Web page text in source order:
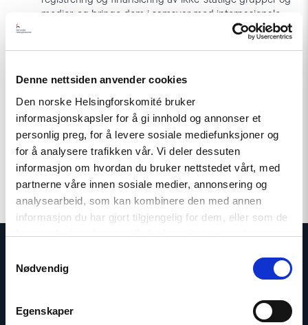
Denne nettsiden anvender cookies
Den norske Helsingforskomité bruker
informasjonskapsler for å gi innhold og annonser et
personlig preg, for å levere sosiale mediefunksjoner og
for å analysere trafikken vår. Vi deler dessuten
informasjon om hvordan du bruker nettstedet vårt, med
partnerne våre innen sosiale medier, annonsering og
analysearbeid, som kan kombinere den med annen
informasjon du har gjort tilgjengelig for dem, eller som de
har samlet inn gjennom din bruk av tjenestene deres.
Nødvendig
Egenskaper
medier, og bringe dem i samsvar med internasjonale
standarder og anbefalinger utstedt av Europarådets
Les også:
Azerbaijan’s climate leadership challenge: What’s at stake at
COP29 and beyond
COP campaign